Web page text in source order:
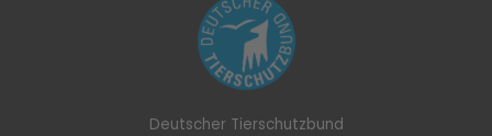
Deutscher Tierschutzbund